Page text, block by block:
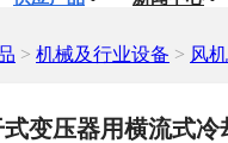
> 机械及行业设备 > 风
变压器用横流式冷